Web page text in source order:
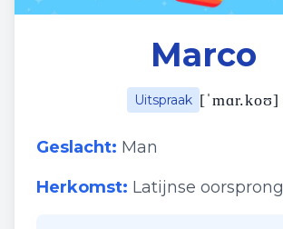
Marco
Uitspraak [ˈmɑr.koʊ]
Geslacht: Man
Herkomst: Latijnse oorsprong